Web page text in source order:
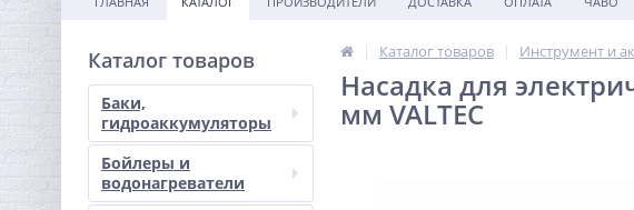
Каталог товаров
Баки,
гидроаккумуляторы
Бойлеры и
водонагреватели
Каталог товаров Инструмент и
Насадка для
мм VALTEC